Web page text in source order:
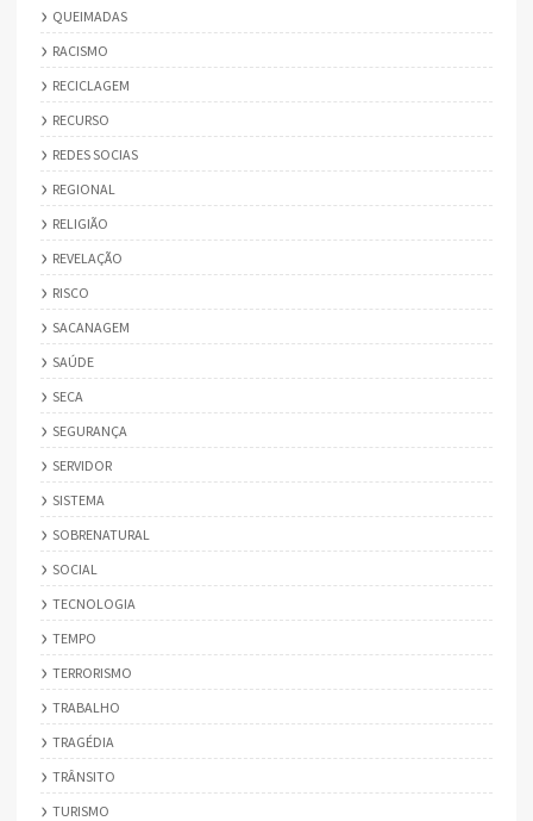
QUEIMADAS
RACISMO
RECICLAGEM
RECURSO
REDES SOCIAS
REGIONAL
RELIGIÃO
REVELAÇÃO
RISCO
SACANAGEM
SAÚDE
SECA
SEGURANÇA
SERVIDOR
SISTEMA
SOBRENATURAL
SOCIAL
TECNOLOGIA
TEMPO
TERRORISMO
TRABALHO
TRAGÉDIA
TRÂNSITO
TURISMO